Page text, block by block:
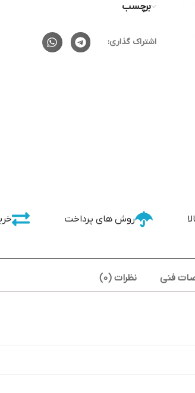
برچسب
اشتراک گذاری:
روش های پرداخت
فنی نظرات (0)